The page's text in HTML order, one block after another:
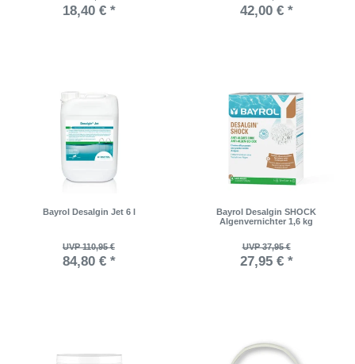
18,40 € * 42,00 € *
Bayrol Desalgin Jet 6 l
UVP 110,95 €
84,80 € *
Bayrol Desalgin SHOCK
Algenvernichter 1,6 kg
UVP 37,95 €
27,95 € *